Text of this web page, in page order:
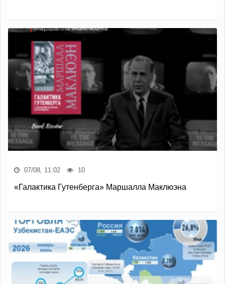
07/08, 11:02 10
«Галактика Гутенберга» Маршалла Маклюэна